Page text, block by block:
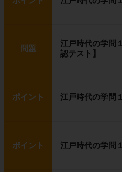
問題
江戸時代の学
認テスト】
ポイント 江戸時代の学問
ポイント 江戸時代の学問